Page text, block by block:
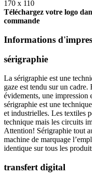
170 x 110
Téléchargez votre logo
commande
Informations
sérigraphie
La sérigraphie est une
gaze est tendu sur un
évidements, une impression
sérigraphie est une
et industrielles. Les textiles
technique mais les circuits
Attention! Sérigraphie tout
machine de marquage
identique sur tous les
transfert digital